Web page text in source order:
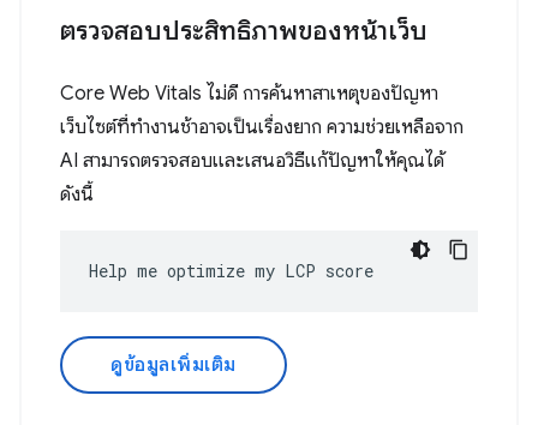
ตรวจสอบประสิทธิภาพของหน้าเว็บ
Core Web Vitals ไม่ดี การค้นหาสาเหตุของปัญหา
เว็บไซต์ที่ทำงานช้าอาจเป็นเรื่องยาก ความช่วยเหลือจาก
AI สามารถตรวจสอบและเสนอวิธีแก้ปัญหาให้คุณได้
ดังนี้
Help me optimize my LCP score
ดูข้อมูลเพิ่มเติม